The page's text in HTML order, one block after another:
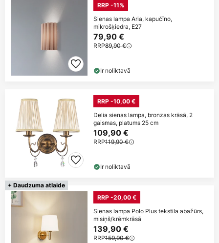
RRP -11%
Sienas lampa Aria, kapučīno,
mikrošķiedra, E27
79,90 €
RRP89,90 €
Ir noliktavā
RRP -10,00 €
Delia sienas lampa, bronzas krāsā, 2
gaismas, platums 25 cm
109,90 €
RRP119,90 €
Ir noliktavā
+ Daudzuma atlaide
RRP -20,00 €
Sienas lampa Polo Plus tekstila abažūrs,
misiņš/krēmkrāsā
139,90 €
RRP159,90 €